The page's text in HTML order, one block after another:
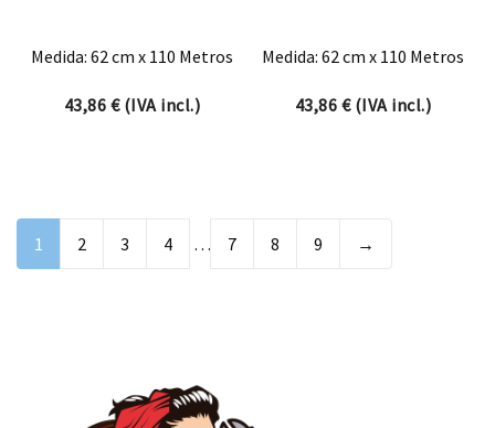
Medida: 62 cm x 110 Metros
43,86 €(IVA incl.)
Medida: 62 cm x 110 Metros
43,86 €(IVA incl.)
1 2 3 4 … 7 8 9 →